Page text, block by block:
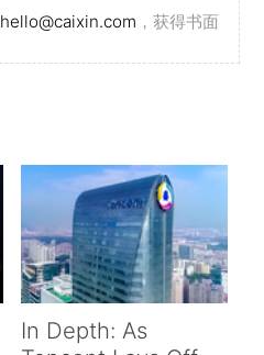
hello@caixin.com ，获得书面
In Depth: As